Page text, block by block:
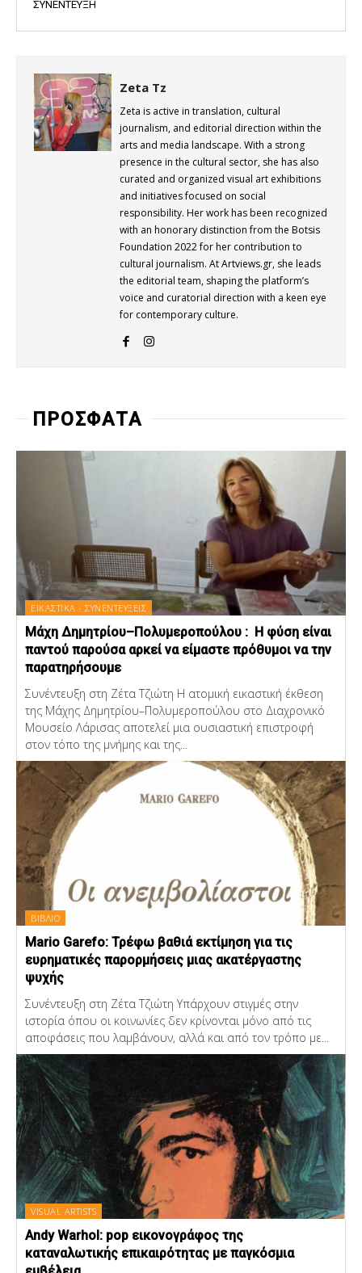
ΣΥΝΕΝΤΕΥΞΗ
Zeta Tz
Zeta is active in translation, cultural
journalism, and editorial direction within the
arts and media landscape. With a strong
presence in the cultural sector, she has also
curated and organized visual art exhibitions
and initiatives focused on social
responsibility. Her work has been recognized
with an honorary distinction from the Botsis
Foundation 2022 for her contribution to
cultural journalism. At Artviews.gr, she leads
the editorial team, shaping the platform’s
voice and curatorial direction with a keen eye
for contemporary culture.
ΠΡΟΣΦΑΤΑ
ΕΙΚΑΣΤΙΚΑ - ΣΥΝΕΝΤΕΥΞΕΙΣ
Μάχη Δημητρίου–Πολυμεροπούλου : Η φύση είναι
παντού παρούσα αρκεί να είμαστε πρόθυμοι να την
παρατηρήσουμε
Συνέντευξη στη Ζέτα Τζιώτη Η ατομική εικαστική έκθεση
της Μάχης Δημητρίου–Πολυμεροπούλου στο Διαχρονικό
Μουσείο Λάρισας αποτελεί μια ουσιαστική επιστροφή
στον τόπο της μνήμης και της...
ΒΙΒΛΙΟ
Mario Garefo: Τρέφω βαθιά εκτίμηση για τις
ευρηματικές παρορμήσεις μιας ακατέργαστης
ψυχής
Συνέντευξη στη Ζέτα Τζιώτη Υπάρχουν στιγμές στην
ιστορία όπου οι κοινωνίες δεν κρίνονται μόνο από τις
αποφάσεις που λαμβάνουν, αλλά και από τον τρόπο με...
VISUAL ARTISTS
Andy Warhol: pop εικονογράφος της
καταναλωτικής επικαιρότητας με παγκόσμια